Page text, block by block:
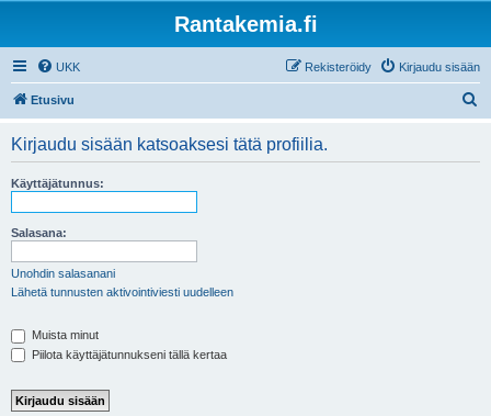
Rantakemia.fi
UKK Kirjaudu sisään
Rekisteröidy
Etusivu
Kirjaudu sisään katsoaksesi tätä profiilia.
Käyttäjätunnus:
Salasana:
Unohdin salasanani
Lähetä tunnusten aktivointiviesti uudelleen
Muista minut
Piilota käyttäjätunnukseni tällä kertaa